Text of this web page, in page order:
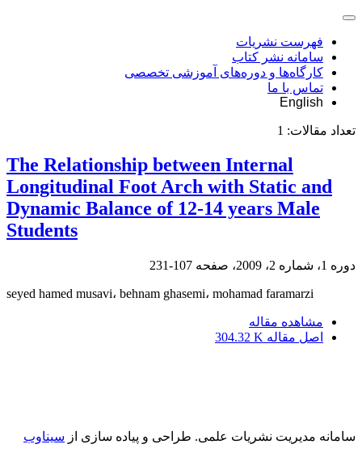
فهرست نشریات
سامانه نشر کتاب
کارگاه‌ها و دوره‌های آموزشی تخصصی
تماس با ما
English
تعداد مقالات: 1
The Relationship between Internal
Longitudinal Foot Arch with Static and
Dynamic Balance of 12-14 years Male
Students
دوره 1، شماره 2، 2009، صفحه 107-231
seyed hamed musavi، behnam ghasemi، mohamad faramarzi
مشاهده مقاله
اصل مقاله 304.32 K
سامانه مدیریت نشریات علمی. طراحی و پیاده سازی از سیناوب